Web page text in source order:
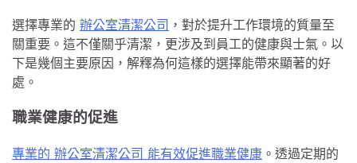
選擇專業的 辦公室清潔公司 ，對於提升工作環境的質量至
關重要。這不僅關乎清潔，更涉及到員工的健康與士氣。以
下是幾個主要原因，解釋為何這樣的選擇能帶來顯著的好
處。
職業健康的促進
專業的 辦公室清潔公司 能有效促進職業健康 。透過定期的